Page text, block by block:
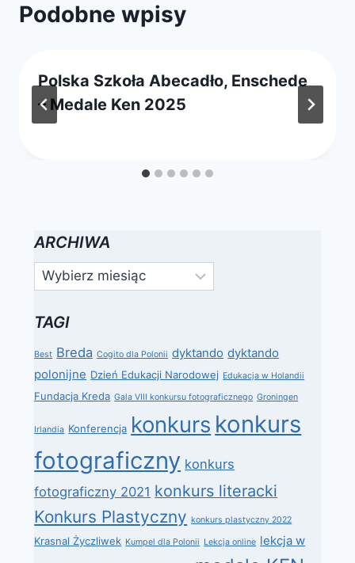
Podobne wpisy
Polska Szkoła Abecadło, Enschede
– Medale Ken 2025
ARCHIWA
Archiwa
TAGI
Best Breda Cogito dla Polonii dyktando dyktando
polonijne Dzień Edukacji Narodowej Edukacja w Holandii
Fundacja Kreda Gala VIII konkursu fotograficznego Groningen
Irlandia Konferencja konkurs konkurs
fotograficzny konkurs
fotograficzny 2021 konkurs literacki
Konkurs Plastyczny konkurs plastyczny 2022
Krasnal Życzliwek Kumpel dla Polonii Lekcja online lekcja w